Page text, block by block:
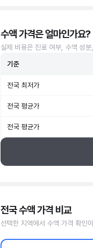
수액 가격은 얼마인가요?
실제 비용은 진료 여부, 수액 성
기준
전국 최저가
전국 평균가
전국 평균가
전국 수액 가격 비교
선택한 지역에서 수액 가격 확인